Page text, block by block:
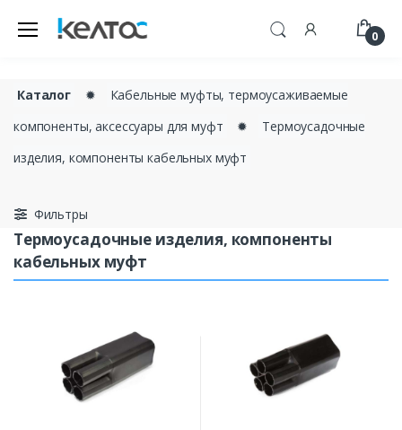
0
Каталог ✹
Кабельные муфты, термоусаживаемые
компоненты, аксессуары для муфт
✹
Термоусадочные
изделия, компоненты кабельных муфт
Фильтры
Термоусадочные изделия, компоненты
кабельных муфт